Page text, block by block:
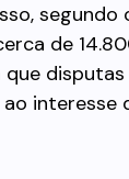
de
ao